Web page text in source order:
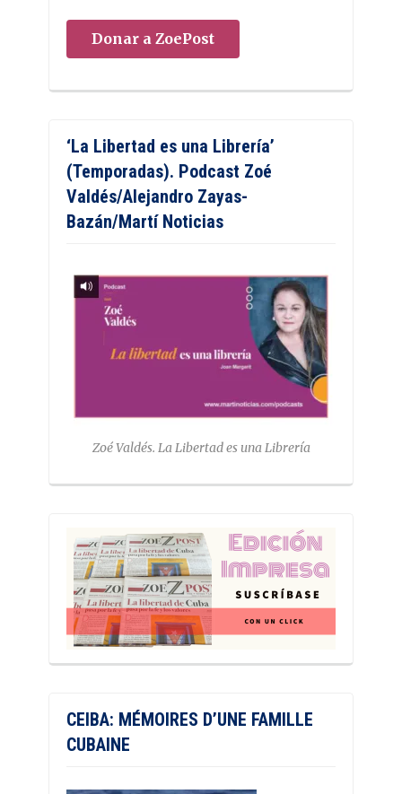
Donar a ZoePost
‘La Libertad es una Librería’
(Temporadas). Podcast Zoé
Valdés/Alejandro Zayas-
Bazán/Martí Noticias
Zoé Valdés. La Libertad es una Librería
CEIBA: MÉMOIRES D’UNE FAMILLE
CUBAINE